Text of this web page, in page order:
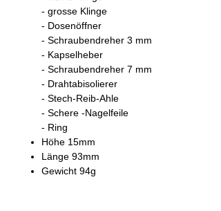
- grosse Klinge
- Dosenöffner
- Schraubendreher 3 mm
- Kapselheber
- Schraubendreher 7 mm
- Drahtabisolierer
- Stech-Reib-Ahle
- Schere -Nagelfeile
- Ring
Höhe 15mm
Länge 93mm
Gewicht 94g